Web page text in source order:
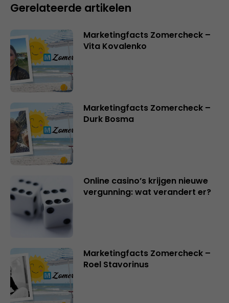
Gerelateerde artikelen
Marketingfacts Zomercheck –
Vita Kovalenko
Marketingfacts Zomercheck –
Durk Bosma
Online casino’s krijgen nieuwe
vergunning: wat verandert er?
Marketingfacts Zomercheck –
Roel Stavorinus